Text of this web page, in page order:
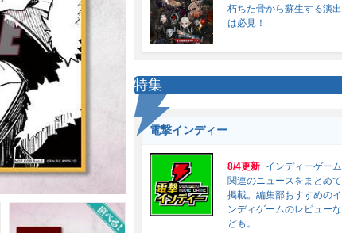
朽ちた骨から蘇生する演出
は必見！
特集
電撃インディー
8/4更新 インディーゲーム
関連のニュースをまとめて
掲載。編集部おすすめのイ
ンディゲームのレビューな
ども。